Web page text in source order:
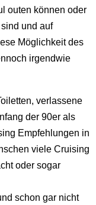
outen können oder
und auf
Möglichkeit des
irgendwie
verlassene
der 90er als
Empfehlungen in
viele Cruising
oder sogar
schon gar nicht